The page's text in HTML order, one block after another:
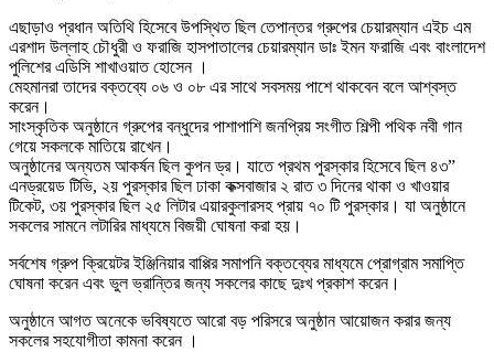
এছাড়াও প্রধান অতিথি হিসেবে উপস্থিত ছিল তেপান্তর গ্রুপের চেয়ারম্যান এইচ এম
এরশাদ উল্লাহ চৌধুরী ও ফরাজি হাসপাতালের চেয়ারম্যান ডাঃ ইমন ফরাজি এবং বাংলাদেশ
পুলিশের এডিসি শাখাওয়াত হোসেন ।
মেহমানরা তাদের বক্তব্যে ০৬ ও ০৮ এর সাথে সবসময় পাশে থাকবেন বলে আশ্বস্ত
করেন।
সাংস্কৃতিক অনুষ্ঠানে গ্রুপের বন্ধুদের পাশাপাশি জনপ্রিয় সংগীত শিল্পী পথিক নবী গান
গেয়ে সকলকে মাতিয়ে রাখেন।
অনুষ্ঠানের অন্যতম আকর্ষন ছিল কুপন ড্র। যাতে প্রথম পুরস্কার হিসেবে ছিল ৪৩”
এনড্রয়েড টিভি, ২য় পুরস্কার ছিল ঢাকা কক্সবাজার ২ রাত ৩ দিনের থাকা ও খাওয়ার
টিকেট, ৩য় পুরস্কার ছিল ২৫ লিটার এয়ারকুলারসহ প্রায় ৭০ টি পুরস্কার। যা অনুষ্ঠানে
সকলের সামনে লটারির মাধ্যমে বিজয়ী ঘোষনা করা হয়।
সর্বশেষ গ্রুপ ক্রিয়েটর ইঞ্জিনিয়ার বাপ্পির সমাপনি বক্তব্যের মাধ্যমে প্রোগ্রাম সমাপ্তি
ঘোষনা করেন এবং ভুল ভ্রান্তির জন্য সকলের কাছে দুঃখ প্রকাশ করেন।
অনুষ্ঠানে আগত অনেকে ভবিষ্যতে আরো বড় পরিসরে অনুষ্ঠান আয়োজন করার জন্য
সকলের সহযোগীতা কামনা করেন ।